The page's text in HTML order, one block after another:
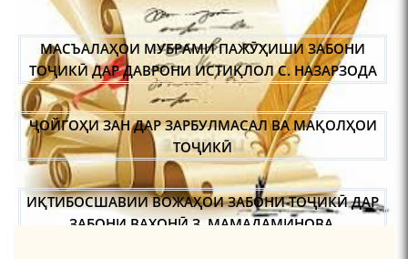
Что знают в Ташкенте о
Мирзо Турсунзаде, чьим
именем назвали станцию
метро?
МАСЪАЛАҲОИ МУБРАМИ ПАЖӮҲИШИ ЗАБОНИ
ТОҶИКӢ ДАР ДАВРОНИ ИСТИҚЛОЛ С. НАЗАРЗОДА
ҶОЙГОҲИ ЗАН ДАР ЗАРБУЛМАСАЛ ВА МАҚОЛҲОИ
ТОҶИКӢ
ИҚТИБОСШАВИИ ВОЖАҲОИ ЗАБОНИ ТОҶИКӢ ДАР
ЗАБОНИ ВАХОНӢ З. МАМАДАМИНОВА.